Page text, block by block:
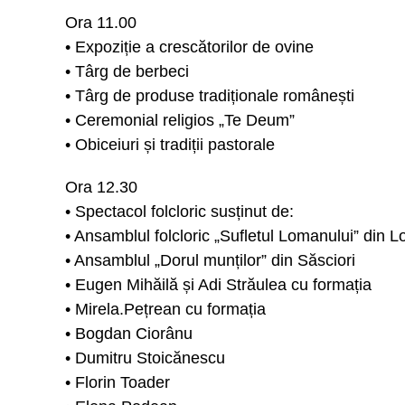
Ora 11.00
• Expoziție a crescătorilor de ovine
• Târg de berbeci
• Târg de produse tradiționale românești
• Ceremonial religios „Te Deum”
• Obiceiuri și tradiții pastorale
Ora 12.30
• Spectacol folcloric susținut de:
• Ansamblul folcloric „Sufletul Lomanului” din
• Ansamblul „Dorul munților” din Săsciori
• Eugen Mihăilă și Adi Străulea cu formația
• Mirela.Pețrean cu formația
• Bogdan Ciorânu
• Dumitru Stoicănescu
• Florin Toader